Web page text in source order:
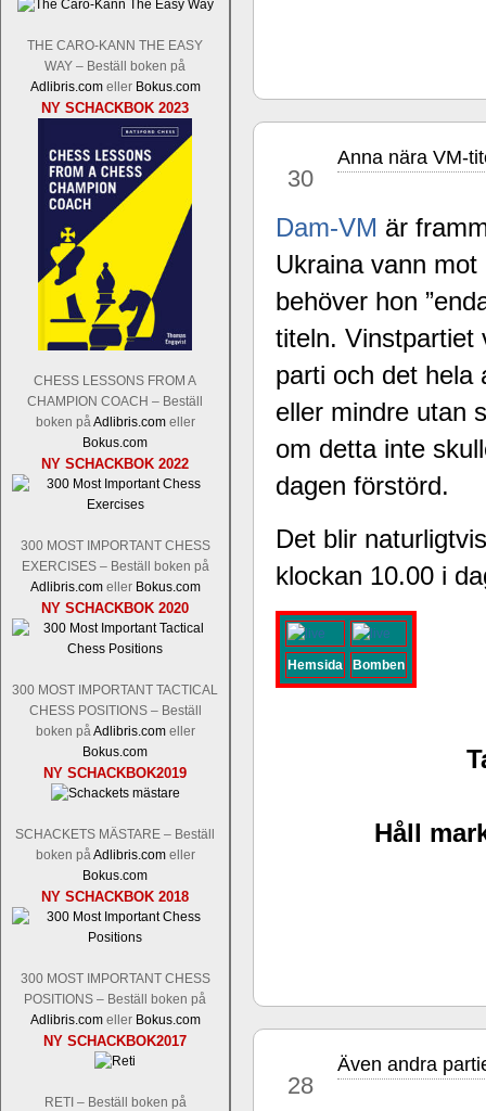
THE CARO-KANN THE EASY
WAY – Beställ boken på
Adlibris.comeller Bokus.com
NY SCHACKBOK 2023
CHESS LESSONS FROM A
CHAMPION COACH – Beställ
boken på Adlibris.comeller
Bokus.com
NY SCHACKBOK 2022
300 MOST IMPORTANT CHESS
EXERCISES – Beställ boken på
Adlibris.comeller Bokus.com
NY SCHACKBOK 2020
300 MOST IMPORTANT TACTICAL
CHESS POSITIONS – Beställ
boken på Adlibris.comeller
Bokus.com
NY SCHACKBOK2019
SCHACKETS MÄSTARE – Beställ
boken på Adlibris.comeller
Bokus.com
NY SCHACKBOK 2018
300 MOST IMPORTANT CHESS
POSITIONS – Beställ boken på
Adlibris.comeller Bokus.com
NY SCHACKBOK2017
RETI – Beställ boken på
Den sjunde upplagan av
Levon Aronian-Maxime Vachier-
Nakamura-Fabiano Caruana
och
revanschera sig efter att inte ha
han dock göra denna gång om
nämligen den sistnämnda
Idag börjar
och öppen så vem helst kan ta
status, och Tikkanen är säkert mätt
FM Erik Malmstig-IM Tommy
En svensk schackbok -Schackets
30
Anna nära VM-
Dam-VM är
Ukraina vann
behöver hon
titeln. Vinstpartiet
parti och det hela
eller mindre utan
om detta inte
dagen förstörd.
Det blir
klockan 10.00 i
Hemsida Bomben
Håll
28
Även andra